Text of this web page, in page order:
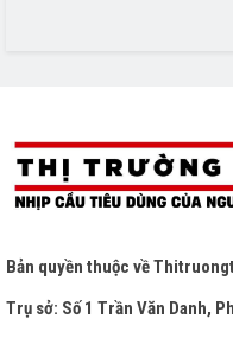
Bản quyền thuộc về
Trụ sở: Số 1 Trần Văn Danh,